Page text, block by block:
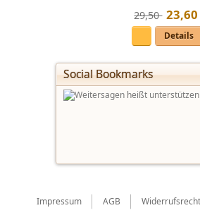
29,50  23,60
Details
Social Bookmarks
Impressum AGB Widerrufsrecht